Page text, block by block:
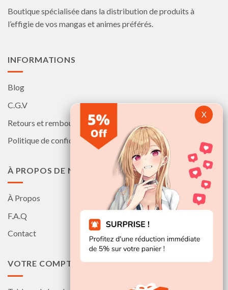
Boutique spécialisée dans la distribution de produits à
l’effigie de vos mangas et animes préférés.
INFORMATIONS
Blog
C.G.V
Retours et remboursements
Politique de confidentialité
À PROPOS DE NOUS
À Propos
F.A.Q
Contact
VOTRE COMPTE